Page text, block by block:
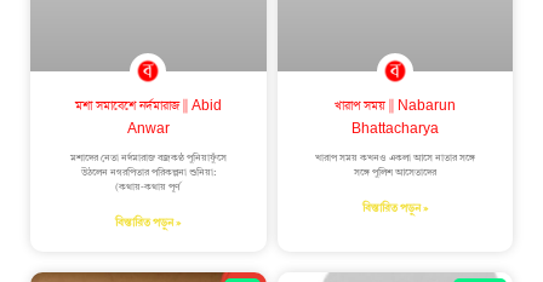
মশা সমাবেশে নর্দমারাজ || Abid
Anwar
মশাদের নেতা নর্দমারাজ বজ্রকণ্ঠ পুনিয়াফুঁসে
উঠলেন নগরপিতার পরিকল্পনা শুনিয়া:
(কথায়-কথায় পূর্ণ
বিস্তারিত পড়ুন »
খারাপ সময় || Nabarun
Bhattacharya
খারাপ সময় কখনও একলা আসে নাতার সঙ্গে
সঙ্গে পুলিশ আসেতাদের
বিস্তারিত পড়ুন »